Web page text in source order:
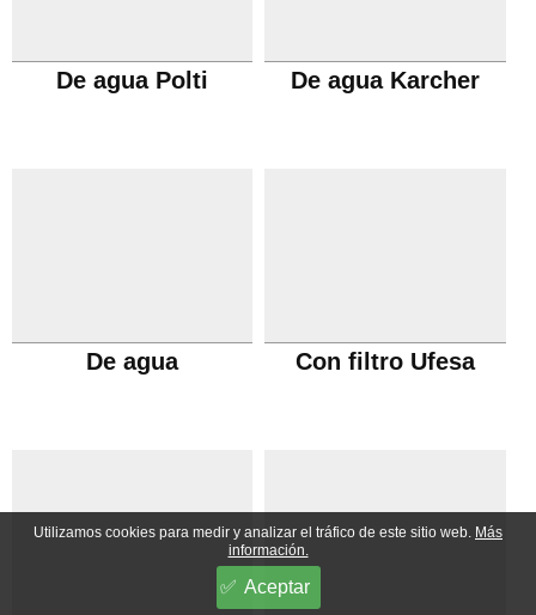
De agua Polti De agua Karcher
De agua Con filtro Ufesa
Utilizamos cookies para medir y analizar el tráfico de este sitio web. Más
información.
Aceptar